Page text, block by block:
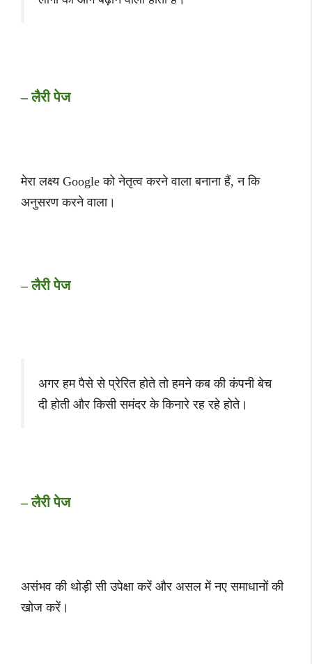
– लैरी पेज
मेरा लक्ष्य Google को नेतृत्व करने वाला बनाना हैं, न कि
अनुसरण करने वाला।
– लैरी पेज
अगर हम पैसे से प्रेरित होते तो हमने कब की कंपनी बेच
दी होती और किसी समंदर के किनारे रह रहे होते।
– लैरी पेज
असंभव की थोड़ी सी उपेक्षा करें और असल में नए समाधानों की
खोज करें।